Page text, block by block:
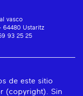
vasco
64480 Ustaritz
93 25 25
de este sitio
(copyright). Sin